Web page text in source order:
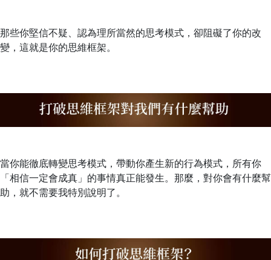
那些你堅信不疑、認為理所當然的思考模式，卻阻礙了你的改
變，這就是你的思維框架。
當你能徹底轉變思考模式，帶動你產生新的行為模式，所有你
「相信一定會成真」的事情真正能發生。那麼，對你會有什麼幫
助，就不需要我特別說明了。